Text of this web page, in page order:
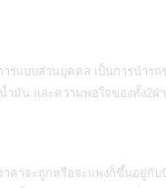
ารแบบส่วนบุคคล เป็นการนำรถ
ำมัน และความพอใจของทั้ง2ฝ่
คาจะถูกหรือจะแพงก็ขึ้นอยู่กั